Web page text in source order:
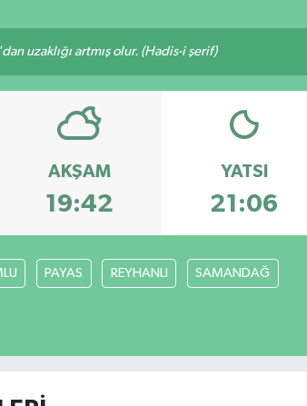
uzaklığı artmış olur. (Hadis-i şerif)
AKŞAM
19:42
YATSI
21:06
PAYAS REYHANLI SAMANDAĞ